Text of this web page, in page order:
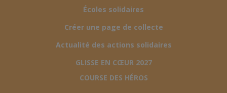
FAIRE UN DON
ESPACE PRESSE
Écoles solidaires
Créer une page de collecte
Actualité des actions solidaires
GLISSE EN CŒUR 2027
COURSE DES HÉROS